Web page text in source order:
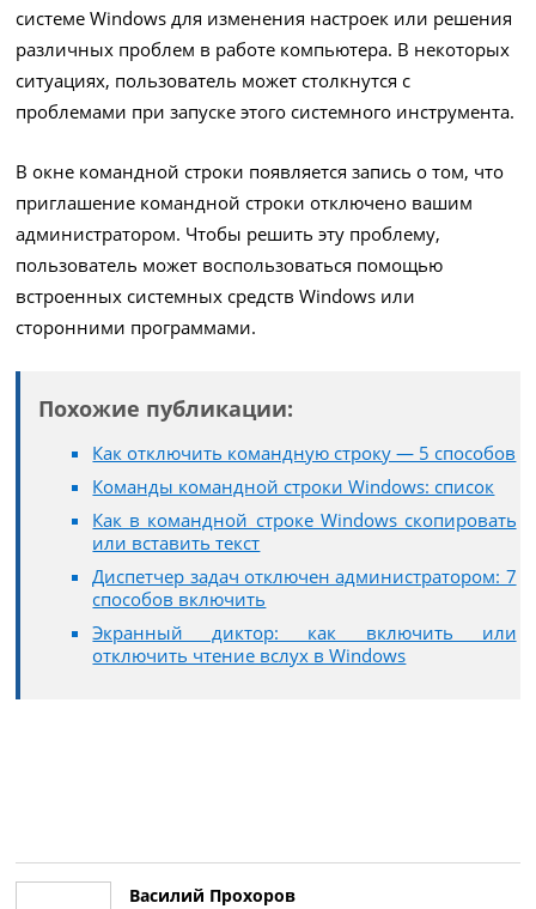
системе Windows для изменения настроек или решения
различных проблем в работе компьютера. В некоторых
ситуациях, пользователь может столкнутся с
проблемами при запуске этого системного инструмента.
В окне командной строки появляется запись о том, что
приглашение командной строки отключено вашим
администратором. Чтобы решить эту проблему,
пользователь может воспользоваться помощью
встроенных системных средств Windows или
сторонними программами.
Похожие публикации:
Как отключить командную строку — 5 способов
Команды командной строки Windows: список
Как в командной строке Windows скопировать
или вставить текст
Диспетчер задач отключен администратором: 7
способов включить
Экранный диктор: как включить или
отключить чтение вслух в Windows
Василий Прохоров